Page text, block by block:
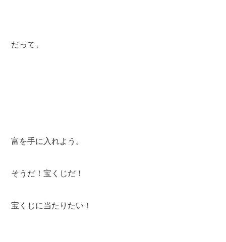
だって、
富を手に入れよう。
そうだ！宝くじだ！
宝くじに当たりたい！